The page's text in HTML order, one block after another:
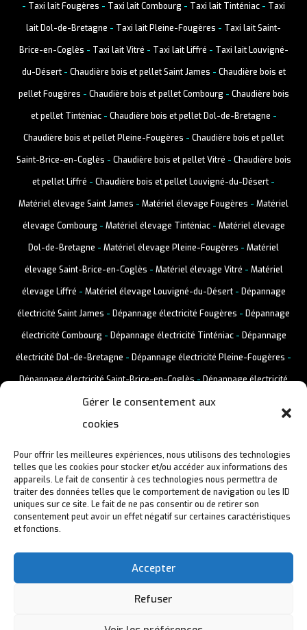
Gérer le consentement aux
cookies
Pour offrir les meilleures expériences, nous utilisons des technologies
telles que les cookies pour stocker et/ou accéder aux informations des
appareils. Le fait de consentir à ces technologies nous permettra de
traiter des données telles que le comportement de navigation ou les ID
uniques sur ce site. Le fait de ne pas consentir ou de retirer son
consentement peut avoir un effet négatif sur certaines caractéristiques
et fonctions.
Accepter
Refuser
- Taxi lait Fougères - Taxi lait Combourg - Taxi lait Tinténiac - Taxi
lait Dol-de-Bretagne - Taxi lait Pleine-Fougères - Taxi lait Saint-
Brice-en-Coglès - Taxi lait Vitré - Taxi lait Liffré - Taxi lait Louvigné-
du-Désert - Chaudière bois et pellet Saint James - Chaudière bois et
pellet Fougères - Chaudière bois et pellet Combourg - Chaudière bois
et pellet Tinténiac- Chaudière bois et pellet Dol-de-Bretagne -
Chaudière bois et pellet Pleine-Fougères - Chaudière bois et pellet
Saint-Brice-en-Coglès - Chaudière bois et pellet Vitré - Chaudière bois
et pellet Liffré - Chaudière bois et pellet Louvigné-du-Désert -
Matériel élevage Saint James - Matériel élevage Fougères - Matériel
élevage Combourg - Matériel élevage Tinténiac- Matériel élevage
Dol-de-Bretagne - Matériel élevage Pleine-Fougères - Matériel
élevage Saint-Brice-en-Coglès - Matériel élevage Vitré - Matériel
élevage Liffré - Matériel élevage Louvigné-du-Désert- Dépannage
électricité Saint James - Dépannage électricité Fougères - Dépannage
électricité Combourg - Dépannage électricité Tinténiac- Dépannage
électricité Dol-de-Bretagne - Dépannage électricité Pleine-Fougères -
Dépannage électricité Saint-Brice-en-Coglès-Dépannage électricité
Dépannage électricité Liffré-Dépannage électricité Louvigné-